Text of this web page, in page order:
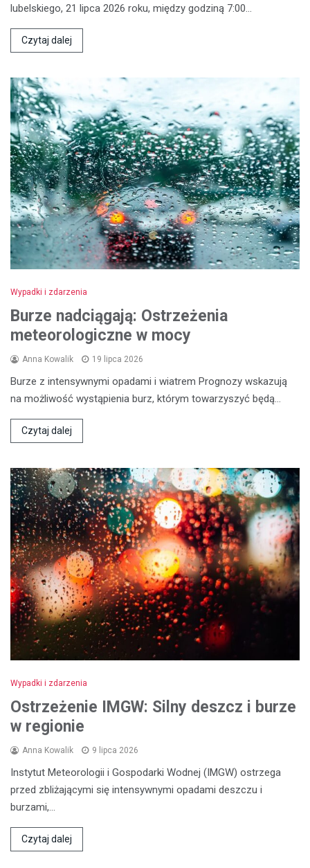
lubelskiego, 21 lipca 2026 roku, między godziną 7:00…
Czytaj dalej
Wypadki i zdarzenia
Burze nadciągają: Ostrzeżenia
meteorologiczne w mocy
Anna Kowalik 19 lipca 2026
Burze z intensywnymi opadami i wiatrem Prognozy wskazują
na możliwość wystąpienia burz, którym towarzyszyć będą…
Czytaj dalej
Wypadki i zdarzenia
Ostrzeżenie IMGW: Silny deszcz i burze
w regionie
Anna Kowalik 9 lipca 2026
Instytut Meteorologii i Gospodarki Wodnej (IMGW) ostrzega
przed zbliżającymi się intensywnymi opadami deszczu i
burzami,…
Czytaj dalej